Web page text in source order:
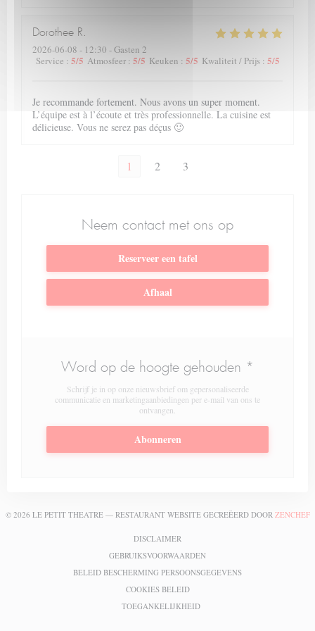
Dorothee R
2026-06-08 - 12:30 - Gasten 2
Service : 5/5 Atmosfeer : 5/5 Keuken : 5/5 Kwaliteit / Prijs : 5/5
Je recommande fortement. Nous avons un super moment.
L’équipe est à l’écoute et très professionnelle. La cuisine est
délicieuse. Vous ne serez pas déçus 🙂
1 2 3
Neem contact met ons op
Reserveer een tafel
Afhaal
Word op de hoogte gehouden *
Schrijf je in op onze nieuwsbrief om gepersonaliseerde
communicatie en marketingaanbiedingen per e-mail van ons te
ontvangen.
Abonneren
© 2026 LE PETIT THEATRE — RESTAURANT WEBSITE GECREËERD DOOR ZENCHEF
DISCLAIMER
GEBRUIKSVOORWAARDEN((OPENT IN EEN NIEUW
BELEID BESCHERMING PERSOONSGEGEVENS((OPENT IN EEN
COOKIES BELEID((OPENT IN EEN NIEUW
TOEGANKELIJKHEID((OPENT IN EEN NIEUW